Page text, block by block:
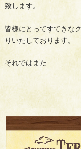
致します。
皆様にとってすてきな
りいたしております。
それではまた